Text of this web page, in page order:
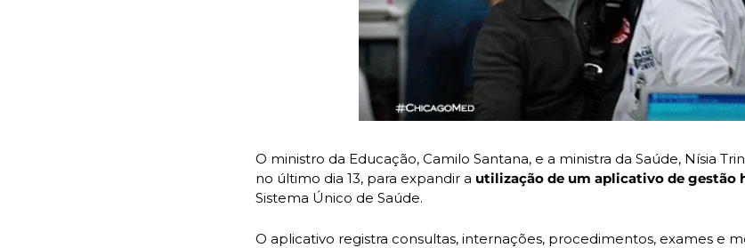
O ministro da Educação, Camilo Santana, e a ministra da Saúde, Nísia
no último dia 13, para expandir a utilização de um aplicativo de gestão
Sistema Único de Saúde.
O aplicativo registra consultas, internações, procedimentos, exames e